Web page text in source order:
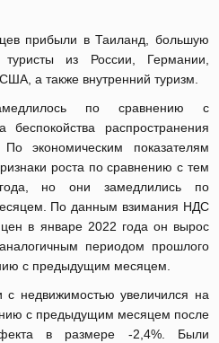
прибыли в Таиланд, большую
из России, Германии,
а также внутренний туризм.
по сравнению с
распространения
экономическим показателям
роста по сравнению с тем
но они замедлились по
По данным взимания НДС
в январе 2022 года он вырос
периодом прошлого
с предыдущим месяцем.
недвижимостью увеличился на
с предыдущим месяцем после
в размере -2,4%. Были